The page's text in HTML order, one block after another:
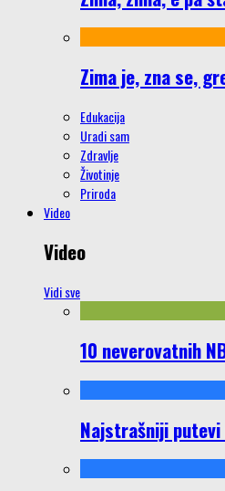
Zima je, zna se,
Edukacija
Uradi sam
Zdravlje
Životinje
Priroda
Video
Video
Vidi sve
10 neverovatnih
Najstrašniji